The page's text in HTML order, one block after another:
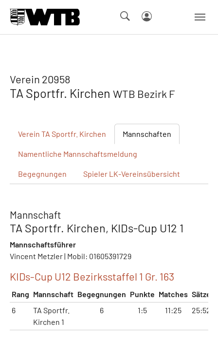
Verein 20958
TA Sportfr. Kirchen WTB Bezirk F
Verein TA Sportfr. Kirchen Mannschaften
Namentliche Mannschaftsmeldung
Begegnungen Spieler LK-Vereinsübersicht
Mannschaft
TA Sportfr. Kirchen, KIDs-Cup U12 1
Mannschaftsführer
Vincent Metzler | Mobil: 01605391729
KIDs-Cup U12 Bezirksstaffel 1 Gr. 163
Rang Mannschaft Begegnungen Punkte Matches Sätze
6
TA Sportfr.
Kirchen 1
6 1:5 11:25 25:52